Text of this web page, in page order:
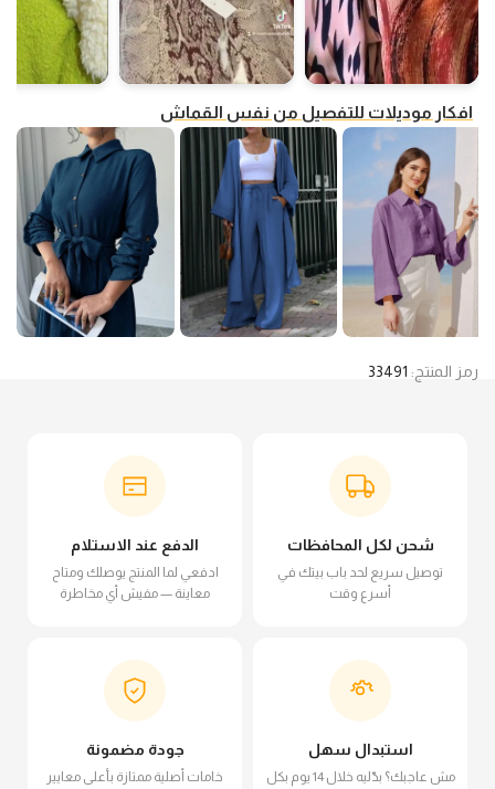
افكار موديلات للتفصيل من نفس القماش
رمز المنتج: 33491
شحن لكل المحافظات
توصيل سريع لحد باب بيتك في
أسرع وقت
الدفع عند الاستلام
ادفعي لما المنتج يوصلك ومتاح
معاينة — مفيش أي مخاطرة
استبدال سهل
مش عاجبك؟ بدّليه خلال 14 يوم بكل
جودة مضمونة
خامات أصلية ممتازة بأعلى معايير